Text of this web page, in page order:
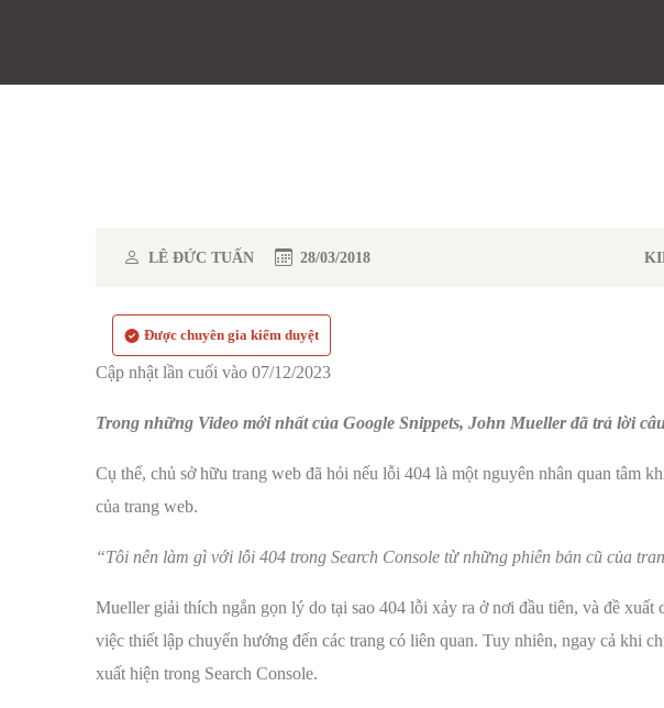
LÊ ĐỨC TUẤN 28/03/2018
Được chuyên gia kiểm duyệt
Cập nhật lần cuối vào 07/12/2023
Trong những Video mới nhất của Google Snippets, John Mueller đã trả lời
Cụ thể, chủ sở hữu trang web đã hỏi nếu lỗi 404 là một nguyên nhân quan tâm
của trang web.
“Tôi nên làm gì với lỗi 404 trong Search Console từ những phiên bản cũ của
Mueller giải thích ngắn gọn lý do tại sao 404 lỗi xảy ra ở nơi đầu tiên, và đề xuất
việc thiết lập chuyển hướng đến các trang có liên quan. Tuy nhiên, ngay cả khi
xuất hiện trong Search Console.